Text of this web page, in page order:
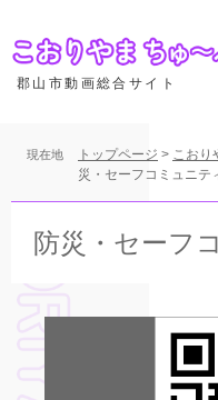
ジ
。
郡山市動画総合サイト
現在地 トップページ > こおり
災・セーフコミュニテ
防災・セーフ